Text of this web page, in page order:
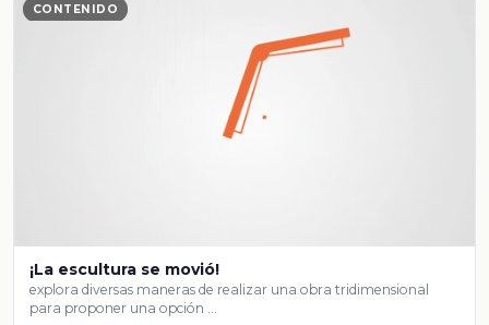
CONTENIDO
¡La escultura se movió!
explora diversas maneras de realizar una obra tridimensional
para proponer una opción …